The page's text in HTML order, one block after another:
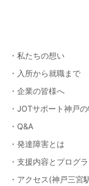
・私たちの想い
・入所から就職まで
・企業の皆様へ
・JOTサポート神戸
・Q&A
・発達障害とは
・支援内容とプログ
・アクセス(神戸三宮